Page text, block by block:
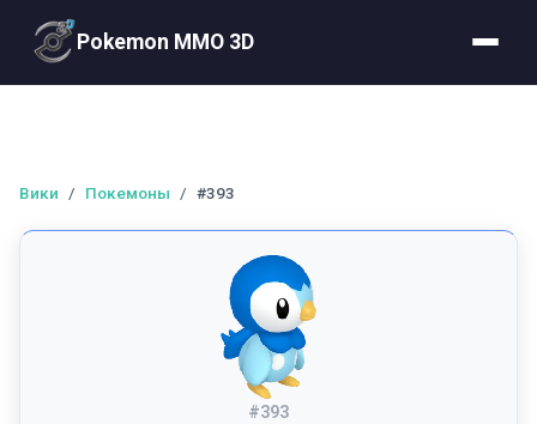
Pokemon MMO 3D
Вики / Покемоны / #393
#393